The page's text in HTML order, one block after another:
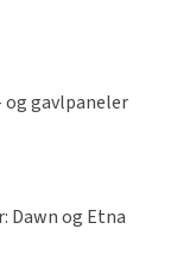
gavlpaneler
Dawn og Etna